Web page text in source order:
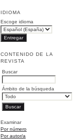
IDIOMA
Escoge idioma
CONTENIDO DE LA
REVISTA
Buscar
Ámbito de la búsqueda
Examinar
Por número
Por autor/a